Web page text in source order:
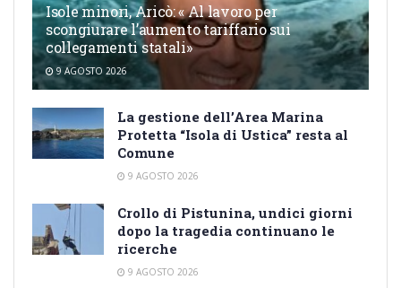
Isole minori, Aricò: « Al lavoro per
scongiurare l’aumento tariffario sui
collegamenti statali»
9 AGOSTO 2026
La gestione dell’Area Marina
Protetta “Isola di Ustica” resta al
Comune
9 AGOSTO 2026
Crollo di Pistunina, undici giorni
dopo la tragedia continuano le
ricerche
9 AGOSTO 2026